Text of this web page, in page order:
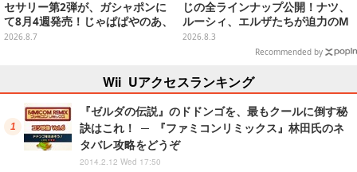
セサリー第2弾が、ガシャポンに
て8月4週発売！じゃぱぱやのあ、
シヴァたちメンバー11名分ライン
2026.8.7
じの全ラインナップ公開！ナツ、
ルーシィ、エルザたちが迫力のM
ASTERLISEで初登場
2026.8.3
Recommended by
Wii Uアクセスランキング
『ゼルダの伝説』のドドンゴを、最もクールに倒す秘
訣はこれ！ ─ 『ファミコンリミックス』林田氏のネ
タバレ攻略をどうぞ
2014.2.12 Wed 17:50